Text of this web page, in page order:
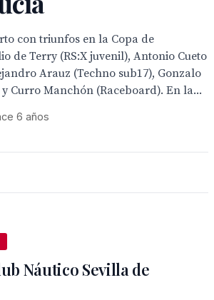
con triunfos en la Copa de
de Terry (RS:X juvenil), Antonio Cueto
Arauz (Techno sub17), Gonzalo
Curro Manchón (Raceboard). En la...
6 años
Náutico Sevilla de